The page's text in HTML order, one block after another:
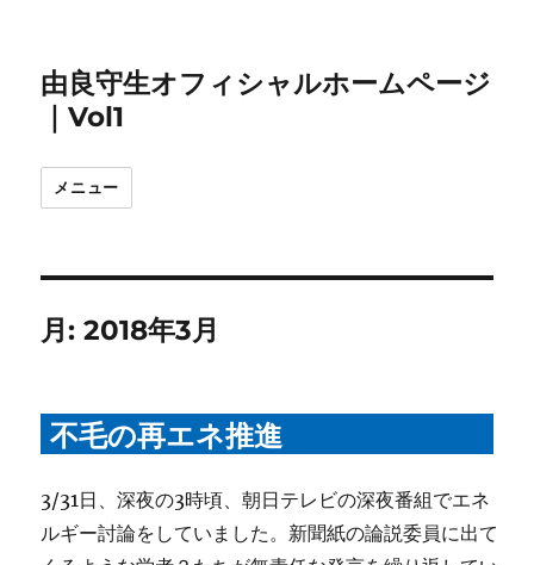
由良守生オフィシャルホームページ
｜Vol1
メニュー
月:2018年3月
不毛の再エネ推進
3/31日、深夜の3時頃、朝日テレビの深夜番組でエネ
ルギー討論をしていました。新聞紙の論説委員に出て